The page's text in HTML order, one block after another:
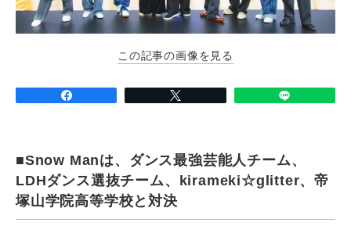
この記事の画像を見る
■Snow Manは、ダンス最強芸能人チーム、
LDHダンス選抜チーム、kirameki☆glitter、帝
塚山学院高等学校と対決